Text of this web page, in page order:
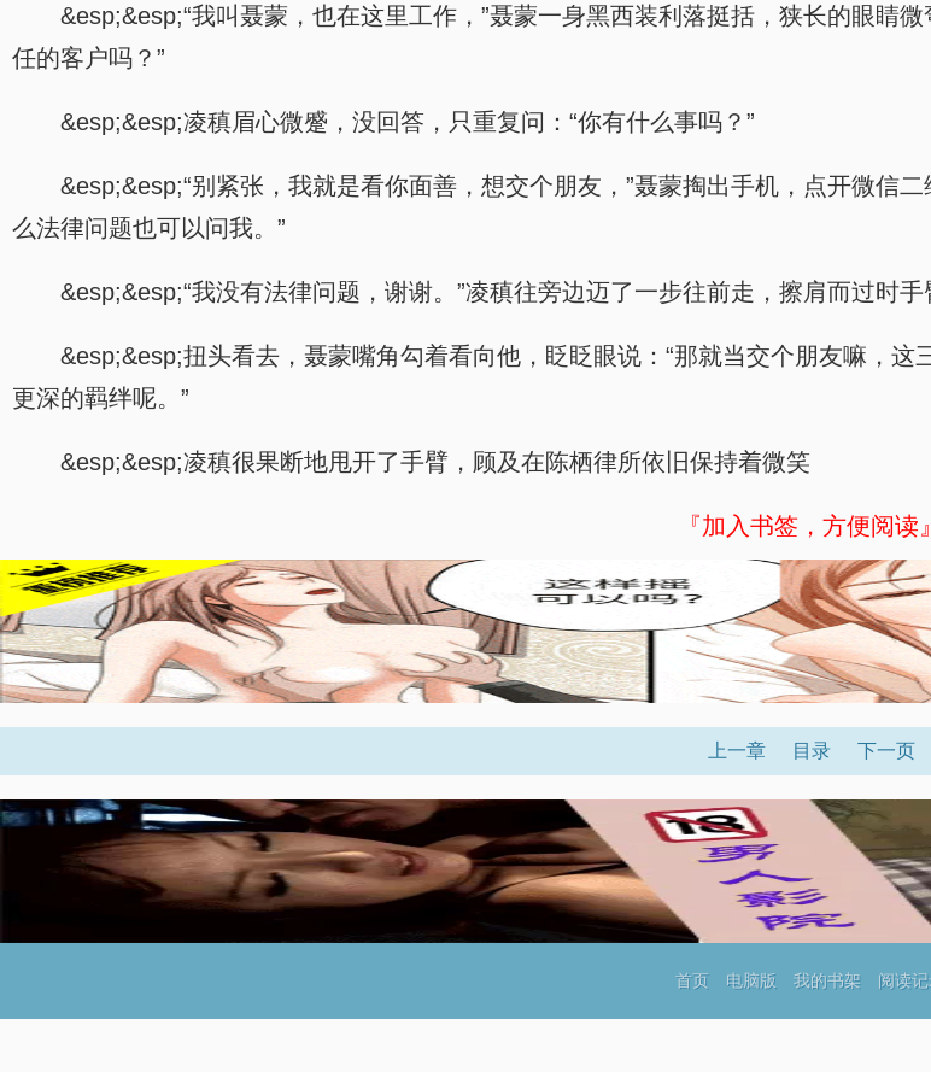
&esp;&esp;“我叫聂蒙，也在这里工作，”聂蒙一身黑西装利落挺括，狭长的眼睛
任的客户吗？”
&esp;&esp;凌稹眉心微蹙，没回答，只重复问：“你有什么事吗？”
&esp;&esp;“别紧张，我就是看你面善，想交个朋友，”聂蒙掏出手机，点开微信
么法律问题也可以问我。”
&esp;&esp;“我没有法律问题，谢谢。”凌稹往旁边迈了一步往前走，擦肩而过时手
&esp;&esp;扭头看去，聂蒙嘴角勾着看向他，眨眨眼说：“那就当交个朋友嘛，
更深的羁绊呢。”
&esp;&esp;凌稹很果断地甩开了手臂，顾及在陈栖律所依旧保持着微笑
『加入书签，方便阅读』
上一章 目录 下一页
首页 电脑版 我的书架 阅读